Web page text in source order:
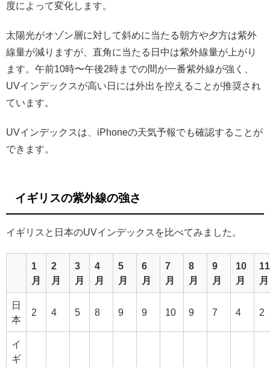
度によって変化します。
太陽光がオゾン層に対して斜めに当たる朝方や夕方は紫外
線量が減りますが、直角に当たる日中は紫外線量が上がり
ます。午前10時〜午後2時までの間が一番紫外線が強く、
UVインデックスが高い日には外出を控えることが推奨され
ています。
UVインデックスは、iPhoneの天気予報でも確認することが
できます。
イギリスの紫外線の強さ
イギリスと日本のUVインデックスを比べてみました。
1
月
2
月
3
月
4
月
5
月
6
月
7
月
8
月
9
月
10
月
11
月
日
本
2 4 5 8 9 9 10 9 7 4 2
イ
ギ